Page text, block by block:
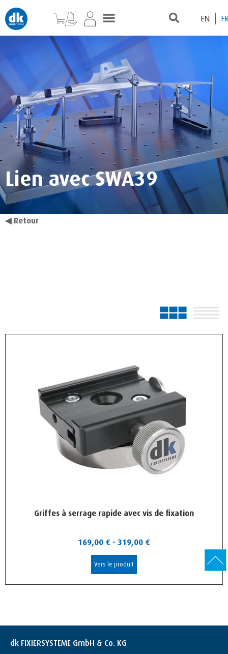
EN
Lien avec SWA39
◀ Retour
Griffes à serrage rapide avec vis de fixation
169,00 € - 319,00 €
Vers le produit
dk FIXIERSYSTEME GmbH & Co. KG